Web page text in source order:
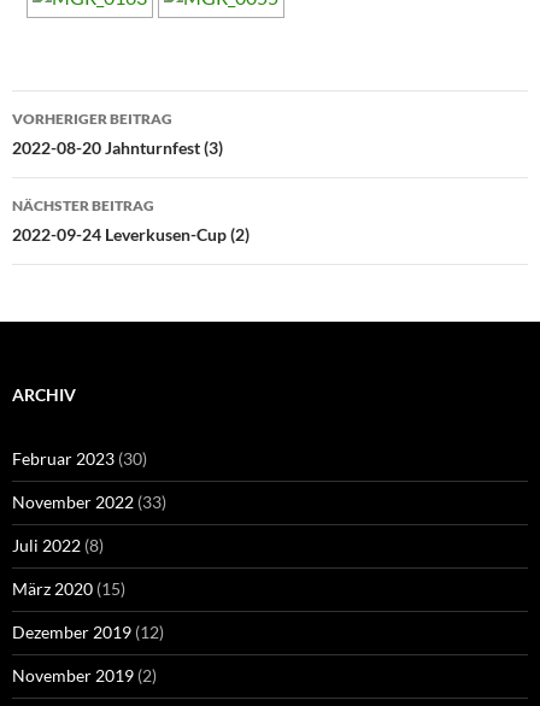
Beitragsnavigation
VORHERIGER BEITRAG
2022-08-20 Jahnturnfest (3)
NÄCHSTER BEITRAG
2022-09-24 Leverkusen-Cup (2)
ARCHIV
Februar 2023 (30)
November 2022 (33)
Juli 2022 (8)
März 2020 (15)
Dezember 2019 (12)
November 2019 (2)